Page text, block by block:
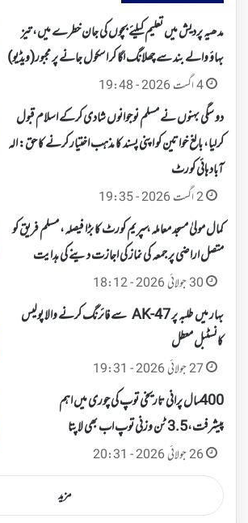
مدھیہ پردیش میں تعلیم کیلئے بچوں کی جان خطرے میں، تیز
بہاؤ والے بند سے چھلانگ لگا کر اسکول جانے پر مجبور(ویڈیو)
4 اگست 2026 - 19:48
دو سگی بہنوں نے مسلم نوجوانوں شادی کرکے اسلام قبول
کرلیا، بالغ خواتین کو اپنی پسند کا مذہب اختیار کرنے کا حق: الہ
آباد ہائی کورٹ
2 اگست 2026 - 19:35
کمال مولیٰ مسجد معاملہ، سپریم کورٹ کا بڑا فیصلہ، مسلم فریق کو
متصل اراضی پر جمعہ کی نماز کی اجازت دینے کی ہدایت
30 جولائی 2026 - 18:12
بہار میں طلبہ پر AK-47 سے فائرنگ کرنے والا پولیس
کانسٹبل معطل
27 جولائی 2026 - 19:31
400 سال پرانی تاریخی توپ کی چوری میں اہم
پیشرفت،3.5 ٹن وزنی توپ اب بھی لاپتا
26 جولائی 2026 - 20:31
مزید